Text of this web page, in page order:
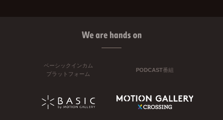
We are hands on
ベーシックインカム
プラットフォーム
PODCAST番組